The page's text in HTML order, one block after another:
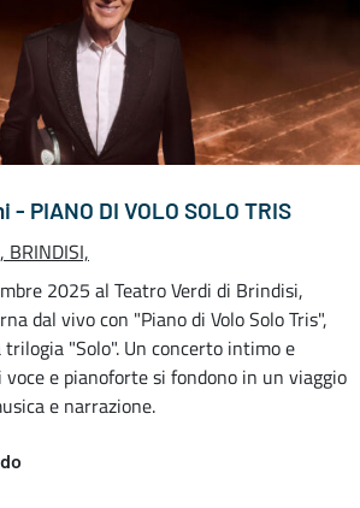
PIANO DI VOLO SOLO TRIS
BRINDISI,
2025 al Teatro Verdi di Brindisi,
dal vivo con "Piano di Volo Solo Tris",
"Solo". Un concerto intimo e
e pianoforte si fondono in un viaggio
e narrazione.